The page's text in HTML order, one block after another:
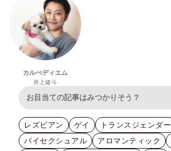
カルぺディエム
井上健斗
レズビアン ゲイ
トランスジェンダー
バイセクシュアル
アロマンティック